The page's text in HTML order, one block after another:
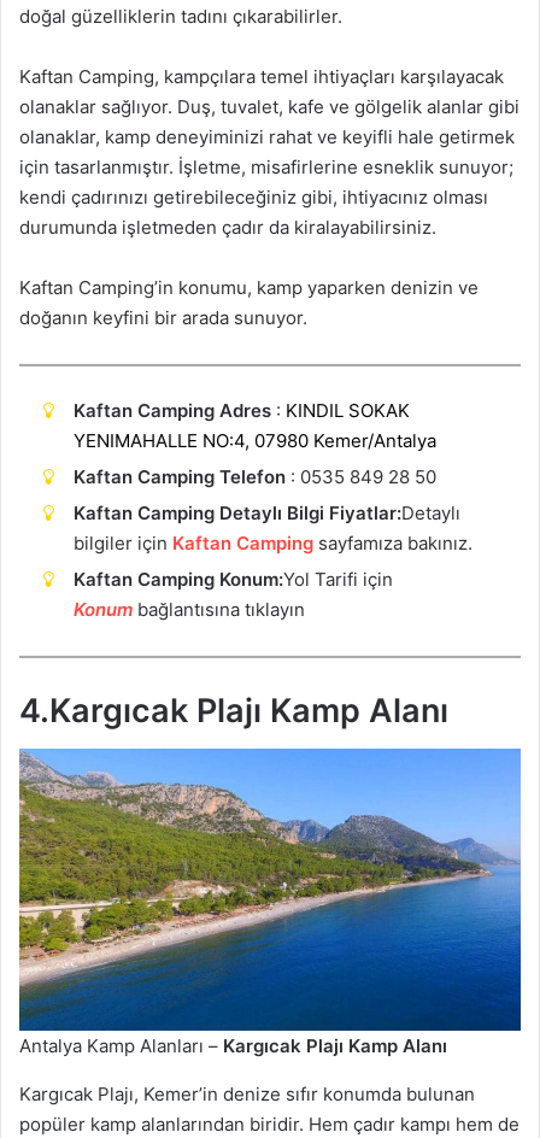
doğal güzelliklerin tadını çıkarabilirler.
Kaftan Camping, kampçılara temel ihtiyaçları karşılayacak
olanaklar sağlıyor. Duş, tuvalet, kafe ve gölgelik alanlar gibi
olanaklar, kamp deneyiminizi rahat ve keyifli hale getirmek
için tasarlanmıştır. İşletme, misafirlerine esneklik sunuyor;
kendi çadırınızı getirebileceğiniz gibi, ihtiyacınız olması
durumunda işletmeden çadır da kiralayabilirsiniz.
Kaftan Camping’in konumu, kamp yaparken denizin ve
doğanın keyfini bir arada sunuyor.
Kaftan Camping Adres : KINDIL SOKAK
YENIMAHALLE NO:4, 07980 Kemer/Antalya
Kaftan Camping Telefon : 0535 849 28 50
Kaftan Camping Detaylı Bilgi Fiyatlar:Detaylı
bilgiler için Kaftan Camping sayfamıza bakınız.
Kaftan Camping Konum:Yol Tarifi için
Konum bağlantısına tıklayın
4.Kargıcak Plajı Kamp Alanı
Antalya Kamp Alanları – Kargıcak Plajı Kamp Alanı
Kargıcak Plajı, Kemer’in denize sıfır konumda bulunan
popüler kamp alanlarından biridir. Hem çadır kampı hem de